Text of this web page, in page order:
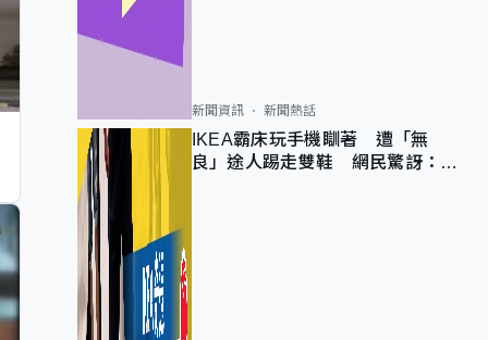
新聞資訊 新聞熱話
IKEA霸床玩手機瞓著 遭「無
良」途人踢走雙鞋 網民驚訝：冇